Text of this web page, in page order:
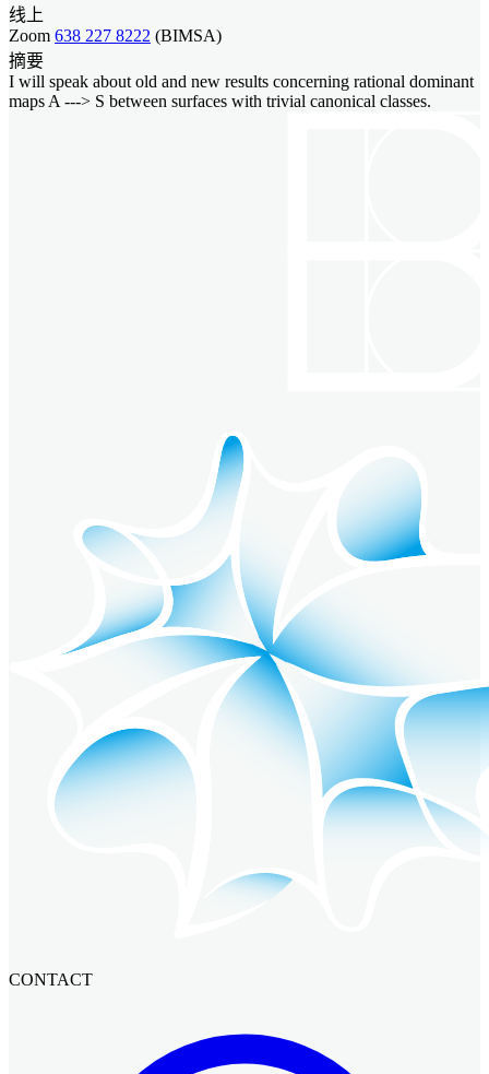
线上
Zoom 638 227 8222 (BIMSA)
摘要
I will speak about old and new results concerning rational dominant
maps A ---> S between surfaces with trivial canonical classes.
CONTACT